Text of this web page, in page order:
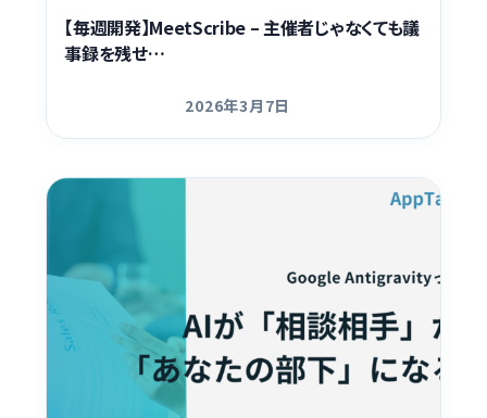
【毎週開発】MeetScribe – 主催者じゃなくても議
事録を残せ…
更新日
2026年3月7日